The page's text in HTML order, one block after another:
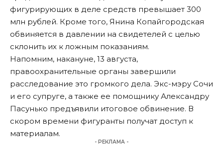
фигурирующих в деле средств превышает 300
млн рублей. Кроме того, Янина Копайгородская
обвиняется в давлении на свидетелей с целью
склонить их к ложным показаниям.
Напомним, накануне, 13 августа,
правоохранительные органы завершили
расследование это громкого дела. Экс-мэру Сочи
и его супруге, а также ее помощнику Александру
Пасунько предъявили итоговое обвинение. В
скором времени фигуранты получат доступ к
материалам.
- РЕКЛАМА -